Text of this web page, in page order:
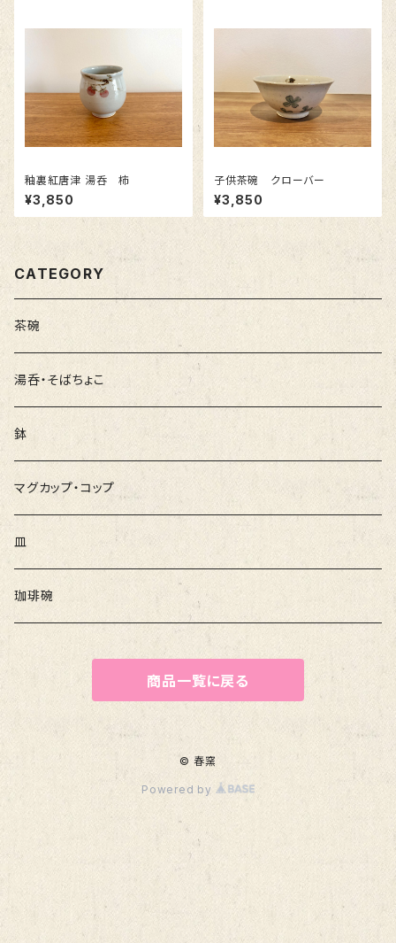
釉裏紅唐津 湯呑 柿
¥3,850
子供茶碗 クローバー
¥3,850
CATEGORY
茶碗
湯呑・そばちょこ
鉢
マグカップ・コップ
皿
珈琲碗
商品一覧に戻る
© 春窯
Powered by